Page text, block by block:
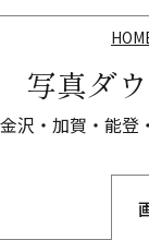
写真ダ
金沢・加賀・能登